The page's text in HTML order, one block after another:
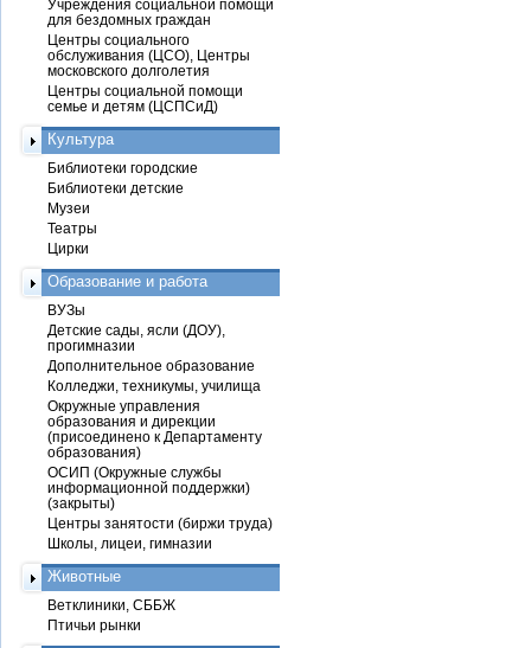
Учреждения социальной помощи
для бездомных граждан
Центры социального
обслуживания (ЦСО), Центры
московского долголетия
Центры социальной помощи
семье и детям (ЦСПСиД)
Культура
Библиотеки городские
Библиотеки детские
Музеи
Театры
Цирки
Образование и работа
ВУЗы
Детские сады, ясли (ДОУ),
прогимназии
Дополнительное образование
Колледжи, техникумы, училища
Окружные управления
образования и дирекции
(присоединено к Департаменту
образования)
ОСИП (Окружные службы
информационной поддержки)
(закрыты)
Центры занятости (биржи труда)
Школы, лицеи, гимназии
Животные
Ветклиники, СББЖ
Птичьи рынки